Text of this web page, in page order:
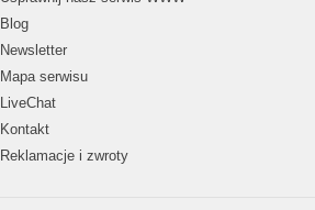
Blog
Newsletter
Mapa serwisu
LiveChat
Kontakt
Reklamacje i zwroty